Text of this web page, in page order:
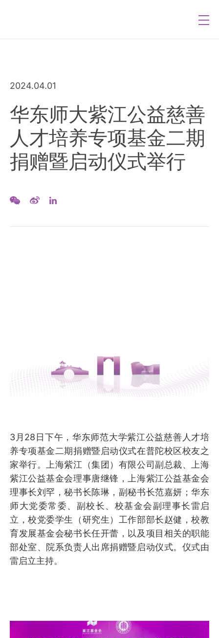
2024.04.01
华东师大紫江公益慈善
人才培养专项基金二期
捐赠暨启动仪式举行
3月28日下午，华东师范大学紫江公益慈善人才培
养专项基金二期捐赠暨启动仪式在普陀校区校友之
家举行。上海紫江（集团）有限公司副总裁、上海
紫江公益基金会理事唐继锋，上海紫江公益基金会
理事长刘罕，秘书长陈琳，副秘书长范嘉妍；华东
师大党委常委、副校长、校基金会副理事长雷启
立，校党委学生（研究生）工作部部长赵健，校教
育发展基金会秘书长任开蕾，以及项目相关的职能
部处室、院系负责人出席捐赠暨启动仪式。仪式由
雷启立主持。